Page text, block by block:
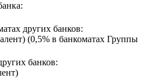
других банков:
(0,5% в банкоматах Группы
банков: